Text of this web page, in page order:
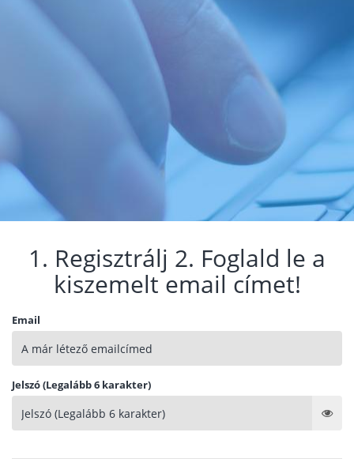
1. Regisztrálj 2. Foglald le a
kiszemelt email címet!
Email
Jelszó (Legalább 6 karakter)